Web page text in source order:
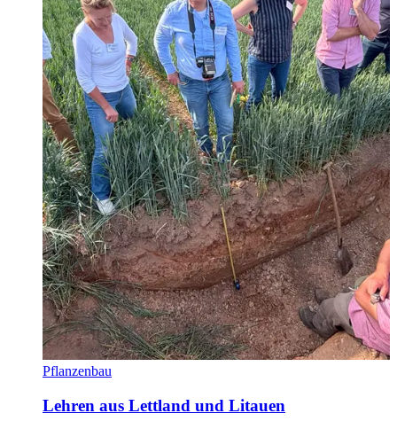
Pflanzenbau
Lehren aus Lettland und Litauen